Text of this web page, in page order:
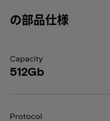
の部品仕様
Capacity
512Gb
Protocol